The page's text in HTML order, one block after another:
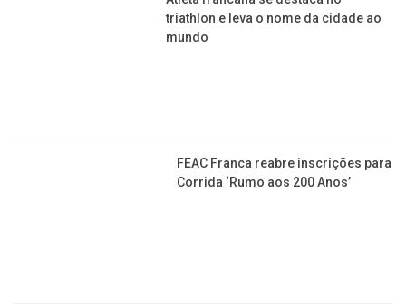
triathlon e leva o nome da cidade ao
mundo
FEAC Franca reabre inscrições para
Corrida ‘Rumo aos 200 Anos’